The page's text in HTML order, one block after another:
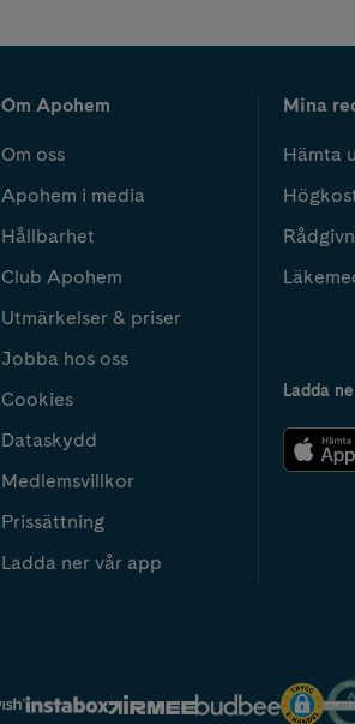
Om Apohem
Om oss
Apohem i media
Hållbarhet
Club Apohem
Utmärkelser & priser
Jobba hos oss
Cookies
Dataskydd
Medlemsvillkor
Prissättning
Ladda ner vår app
Mina
Hämta
Ladda